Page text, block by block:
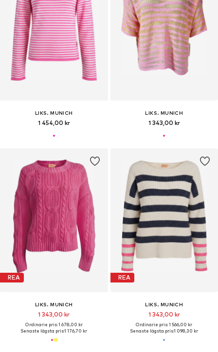
LIKS. MUNICH
1 454,00 kr
LIKS. MUNICH
1 343,00 kr
REA
LIKS. MUNICH
1 343,00 kr
Ordinarie pris: 1 678,00 kr
Senaste lägsta pris:1 176,70 kr
REA
LIKS. MUNICH
1 343,00 kr
Ordinarie pris: 1 566,00 kr
Senaste lägsta pris:1 098,30 kr